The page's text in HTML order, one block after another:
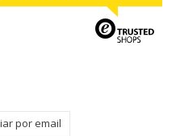
por email